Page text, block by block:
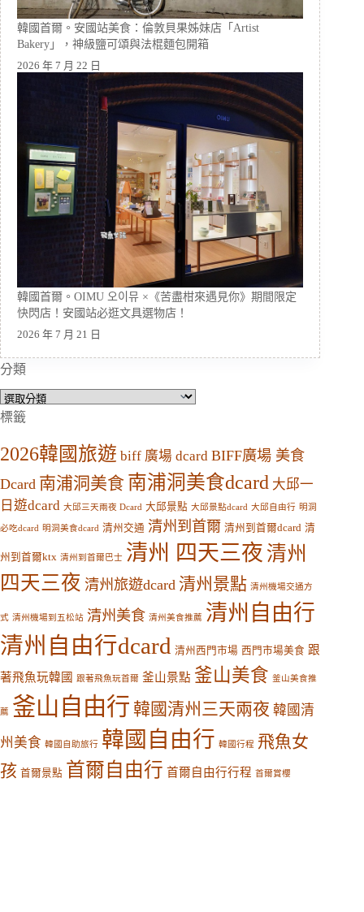
韓國首爾。安國站美食：倫敦貝果姊妹店「Artist
Bakery」，神級鹽可頌與法棍麵包開箱
2026 年 7 月 22 日
韓國首爾。OIMU 오이뮤 ×《苦盡柑來遇見你》期間限定
快閃店！安國站必逛文具選物店！
2026 年 7 月 21 日
分類
分
類
標籤
2026韓國旅遊 biff 廣場 dcard BIFF廣場 美食
Dcard 南浦洞美食 南浦洞美食dcard 大邱一
日遊dcard 大邱三天兩夜 Dcard 大邱景點 大邱景點dcard 大邱自由行 明洞
必吃dcard 明洞美食dcard 清州交通 清州到首爾 清州到首爾dcard 清
州到首爾ktx 清州到首爾巴士 清州 四天三夜 清州
四天三夜 清州旅遊dcard 清州景點 清州機場交通方
式 清州機場到五松站 清州美食 清州美食推薦 清州自由行
清州自由行dcard 清州西門市場 西門市場美食 跟
著飛魚玩韓國 跟著飛魚玩首爾 釜山景點 釜山美食 釜山美食推
薦 釜山自由行 韓國清州三天兩夜 韓國清
州美食 韓國自助旅行 韓國自由行 韓國行程 飛魚女
孩 首爾景點 首爾自由行 首爾自由行行程 首爾賞櫻